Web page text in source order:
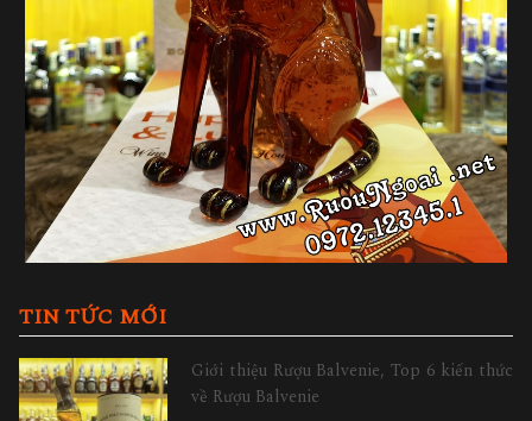
TIN TỨC MỚI
Giới thiệu Rượu Balvenie, Top 6 kiến thức
về Rượu Balvenie